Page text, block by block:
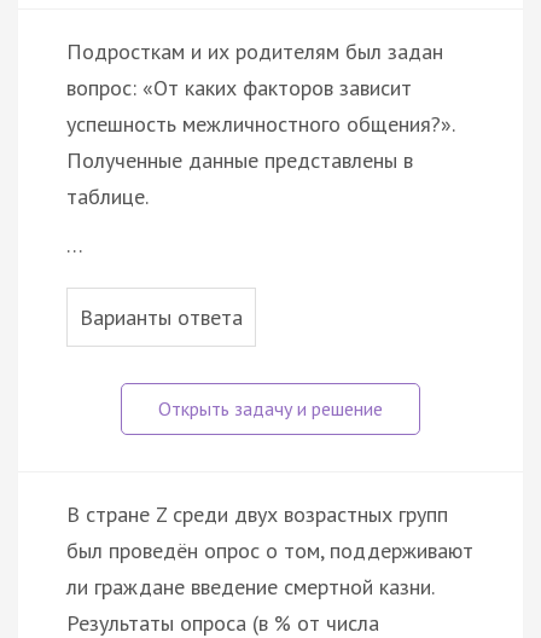
Подросткам и их родителям был задан
вопрос: «От каких факторов зависит
успешность межличностного общения?».
Полученные данные представлены в
таблице.
…
Варианты ответа
В стране Z среди двух возрастных групп
был проведён опрос о том, поддерживают
ли граждане введение смертной казни.
Результаты опроса (в % от числа